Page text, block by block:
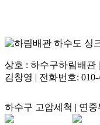
상호 : 하수구하림배관
김창영 | 전화번호: 010-
하수구 고압세척 | 연